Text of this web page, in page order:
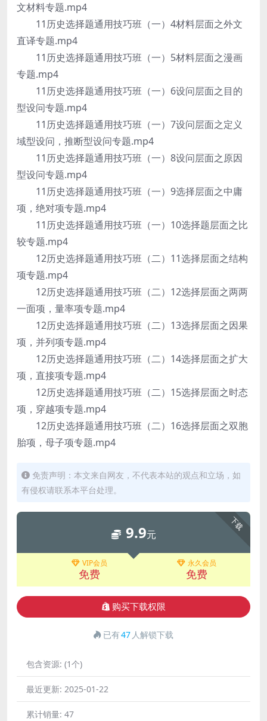
文材料专题.mp4
11历史选择题通用技巧班（一）4材料层面之外文
直译专题.mp4
11历史选择题通用技巧班（一）5材料层面之漫画
专题.mp4
11历史选择题通用技巧班（一）6设问层面之目的
型设问专题.mp4
11历史选择题通用技巧班（一）7设问层面之定义
域型设问，推断型设问专题.mp4
11历史选择题通用技巧班（一）8设问层面之原因
型设问专题.mp4
11历史选择题通用技巧班（一）9选择层面之中庸
项，绝对项专题.mp4
11历史选择题通用技巧班（一）10选择题层面之比
较专题.mp4
12历史选择题通用技巧班（二）11选择层面之结构
项专题.mp4
12历史选择题通用技巧班（二）12选择层面之两两
一面项，量率项专题.mp4
12历史选择题通用技巧班（二）13选择层面之因果
项，并列项专题.mp4
12历史选择题通用技巧班（二）14选择层面之扩大
项，直接项专题.mp4
12历史选择题通用技巧班（二）15选择层面之时态
项，穿越项专题.mp4
12历史选择题通用技巧班（二）16选择层面之双胞
胎项，母子项专题.mp4
免责声明：本文来自网友，不代表本站的观点和立场，如
有侵权请联系本平台处理。
下载
9.9元
VIP会员
免费
永久会员
免费
购买下载权限
已有47 人解锁下载
包含资源: (1个)
最近更新: 2025-01-22
累计销量: 47